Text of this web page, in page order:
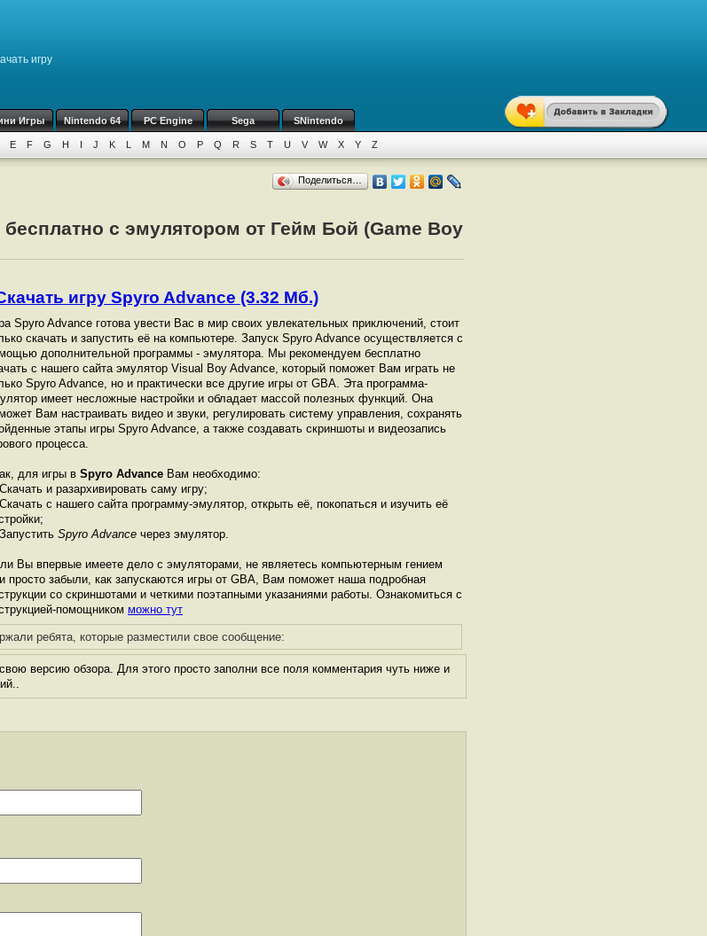
игру
Игры Nintendo 64 PC Engine Sega SNintendo
E F G H I J K L M N O P Q R S T U V W X Y Z
Поделиться…
с эмулятором от Гейм Бой (Game Boy
игру Spyro Advance (3.32 Мб.)
Spyro Advance готова увести Вас в мир своих увлекательных приключений, стоит
скачать и запустить её на компьютере. Запуск Spyro Advance осуществляется с
дополнительной программы - эмулятора. Мы рекомендуем бесплатно
с нашего сайта эмулятор Visual Boy Advance, который поможет Вам играть не
Spyro Advance, но и практически все другие игры от GBА. Эта программа-
имеет несложные настройки и обладает массой полезных функций. Она
Вам настраивать видео и звуки, регулировать систему управления, сохранять
этапы игры Spyro Advance, а также создавать скриншоты и видеозапись
процесса.
для игры в Spyro Advance Вам необходимо:
и разархивировать саму игру;
с нашего сайта программу-эмулятор, открыть её, покопаться и изучить её
Spyro Advance через эмулятор.
Вы впервые имеете дело с эмуляторами, не являетесь компьютерным гением
просто забыли, как запускаются игры от GBА, Вам поможет наша подробная
со скриншотами и четкими поэтапными указаниями работы. Ознакомиться с
помощником можно тут
ребята, которые разместили свое сообщение:
версию обзора. Для этого просто заполни все поля комментария чуть ниже и